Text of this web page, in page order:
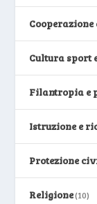
Cultura sport
Filantropia e
Istruzione e
Protezione
Religione(10)